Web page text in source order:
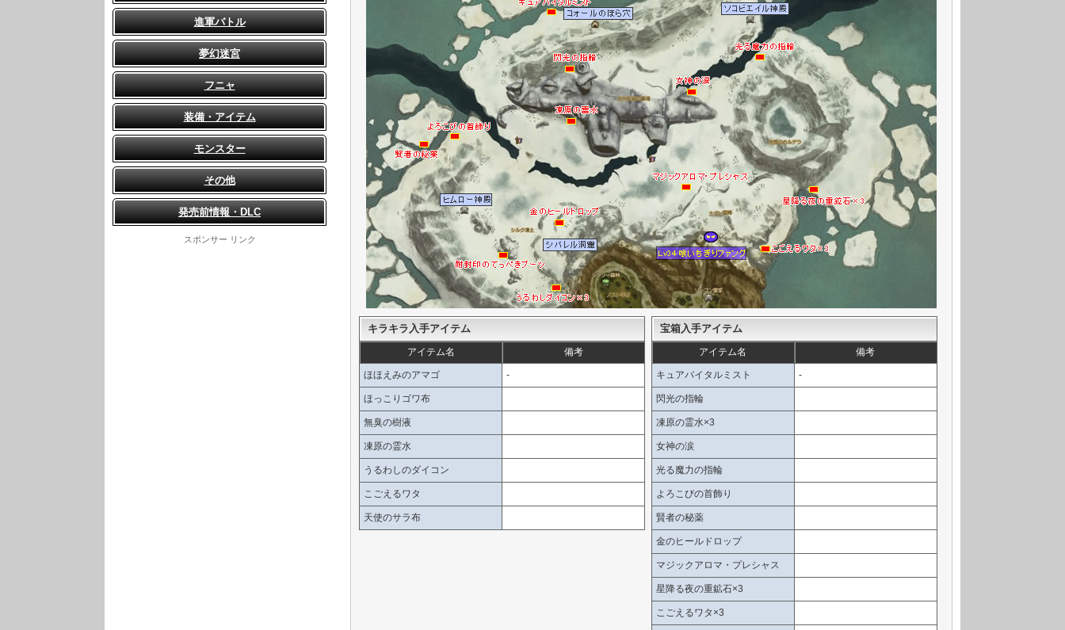
キラキラ入手アイテム
アイテム名 備考
ほほえみのアマゴ -
ほっこりゴワ布
無臭の樹液
凍原の霊水
うるわしのダイコン
こごえるワタ
天使のサラ布
宝箱入手アイテム
アイテム名 備考
キュアバイタルミスト -
閃光の指輪
凍原の霊水×3
女神の涙
光る魔力の指輪
よろこびの首飾り
賢者の秘薬
金のヒールドロップ
マジックアロマ・プレシャス
星降る夜の重鉱石×3
こごえるワタ×3
進軍バトル
夢幻迷宮
フニャ
装備・アイテム
モンスター
その他
発売前情報・DLC
スポンサー リンク